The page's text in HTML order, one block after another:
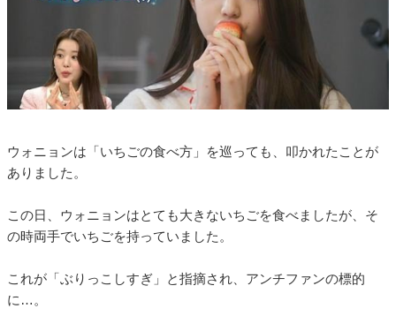
ウォニョンは「いちごの食べ方」を巡っても、叩かれたことが
ありました。
この日、ウォニョンはとても大きないちごを食べましたが、そ
の時両手でいちごを持っていました。
これが「ぶりっこしすぎ」と指摘され、アンチファンの標的
に…。